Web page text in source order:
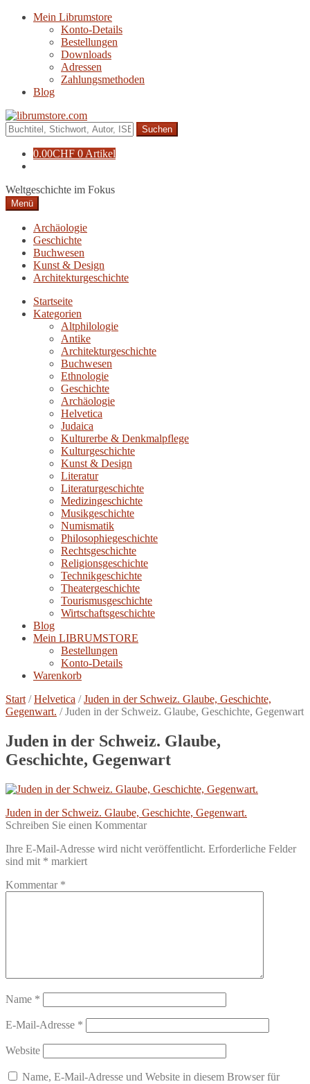
Navigation
Zum
Mein Librumstore
Konto-Details
Bestellungen
Downloads
Adressen
Zahlungsmethoden
Blog
Suche
nach:
0.00CHF 0 Artikel
Weltgeschichte im Fokus
Menü
Archäologie
Geschichte
Buchwesen
Kunst & Design
Architekturgeschichte
Startseite
Kategorien
Altphilologie
Antike
Architekturgeschichte
Buchwesen
Ethnologie
Geschichte
Archäologie
Helvetica
Judaica
Kulturerbe & Denkmalpflege
Kulturgeschichte
Kunst & Design
Literatur
Literaturgeschichte
Medizingeschichte
Musikgeschichte
Numismatik
Philosophiegeschichte
Rechtsgeschichte
Religionsgeschichte
Technikgeschichte
Theatergeschichte
Tourismusgeschichte
Wirtschaftsgeschichte
Blog
Mein LIBRUMSTORE
Bestellungen
Konto-Details
Warenkorb
Start /Helvetica /Juden in der Schweiz. Glaube, Geschichte,
Gegenwart. /Juden in der Schweiz. Glaube, Geschichte, Gegenwart
Juden in der Schweiz. Glaube,
Geschichte, Gegenwart
Beitragsnavigation
Vorheriger
Beitrag:
Juden in der Schweiz. Glaube, Geschichte, Gegenwart.
Schreiben Sie einen Kommentar
Ihre E-Mail-Adresse wird nicht veröffentlicht. Erforderliche Felder
sind mit * markiert
Kommentar *
Name *
E-Mail-Adresse *
Website
Name, E-Mail-Adresse und Website in diesem Browser für